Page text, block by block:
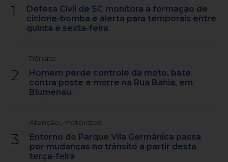
1
Defesa Civil de SC monitora a formação de
ciclone-bomba e alerta para temporais entre
quinta e sexta-feira
2
Trânsito
Homem perde controle da moto, bate
contra poste e morre na Rua Bahia, em
Blumenau
3
Atenção, motoristas
Entorno do Parque Vila Germânica passa
por mudanças no trânsito a partir desta
terça-feira